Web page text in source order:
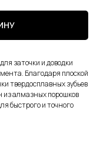
заточки и доводки
Благодаря плоской
твердосплавных зубьев
из алмазных порошков
быстрого и точного